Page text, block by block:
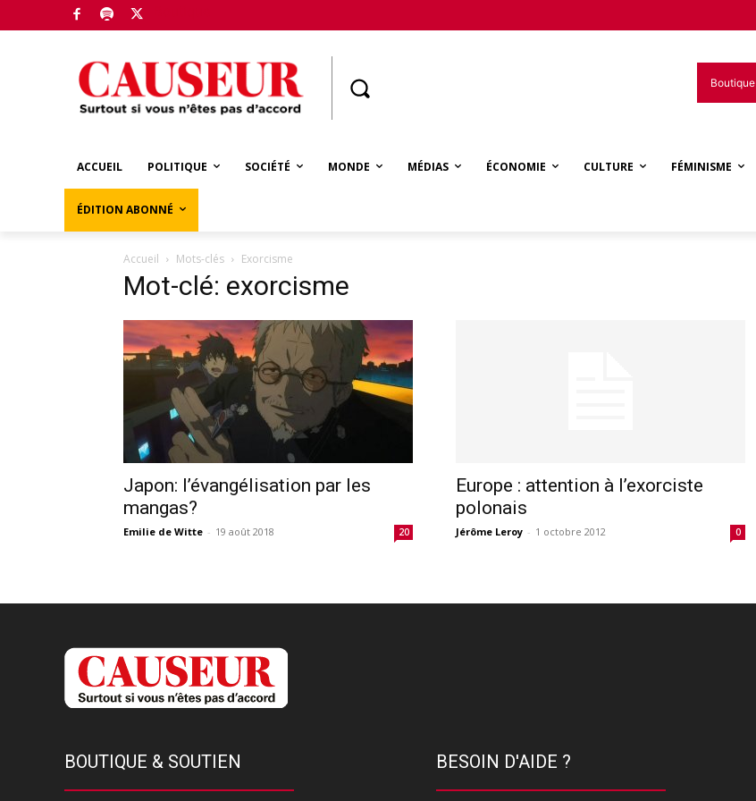
Boutique
ACCUEIL POLITIQUE SOCIÉTÉ MONDE MÉDIAS ÉCONOMIE CULTURE FÉMINISME
ÉDITION ABONNÉ
Accueil Mots-clés Exorcisme
Mot-clé: exorcisme
Japon: l’évangélisation par les
mangas?
Emilie de Witte - 19 août 2018 20
Europe : attention à l’exorciste
polonais
Jérôme Leroy - 1 octobre 2012 0
BOUTIQUE & SOUTIEN BESOIN D'AIDE ?